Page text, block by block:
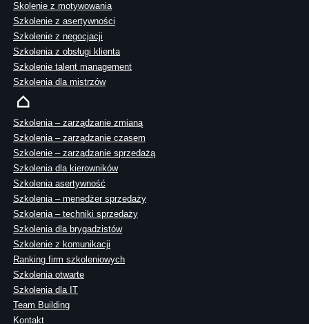
Skolenie z motywowania
Szkolenie z asertywności
Szkolenie z negocjacji
Szkolenia z obsługi klienta
Szkolenie talent management
Szkolenia dla mistrzów
Szkolenia – zarządzanie zmianą
Szkolenia – zarządzanie czasem
Szkolenie – zarządzanie sprzedażą
Szkolenia dla kierowników
Szkolenia asertywność
Szkolenia – menedżer sprzedaży
Szkolenia – techniki sprzedaży
Szkolenia dla brygadzistów
Szkolenie z komunikacji
Ranking firm szkoleniowych
Szkolenia otwarte
Szkolenia dla IT
Team Building
Kontakt